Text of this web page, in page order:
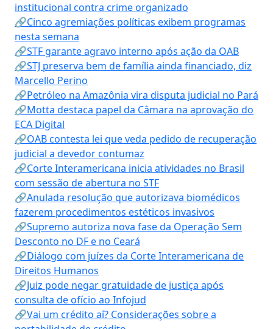
institucional contra crime organizado
🔗Cinco agremiações políticas exibem programas
nesta semana
🔗STF garante agravo interno após ação da OAB
🔗STJ preserva bem de família ainda financiado, diz
Marcello Perino
🔗Petróleo na Amazônia vira disputa judicial no Pará
🔗Motta destaca papel da Câmara na aprovação do
ECA Digital
🔗OAB contesta lei que veda pedido de recuperação
judicial a devedor contumaz
🔗Corte Interamericana inicia atividades no Brasil
com sessão de abertura no STF
🔗Anulada resolução que autorizava biomédicos
fazerem procedimentos estéticos invasivos
🔗Supremo autoriza nova fase da Operação Sem
Desconto no DF e no Ceará
🔗Diálogo com juízes da Corte Interamericana de
Direitos Humanos
🔗Juiz pode negar gratuidade de justiça após
consulta de ofício ao Infojud
🔗Vai um crédito aí? Considerações sobre a